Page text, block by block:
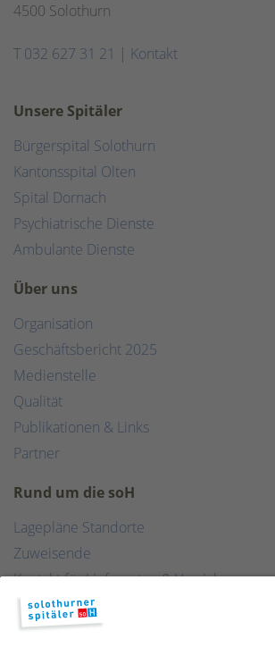
4500 Solothurn
T 032 627 31 21 | Kontakt
Unsere Spitäler
Bürgerspital Solothurn
Kantonsspital Olten
Spital Dornach
Psychiatrische Dienste
Ambulante Dienste
Über uns
Organisation
Geschäftsbericht 2025
Medienstelle
Qualität
Publikationen & Links
Partner
Rund um die soH
Lagepläne Standorte
Zuweisende
Kontakt für Lieferanten & Versicherungen
Zentralwäscherei
HEBSORG